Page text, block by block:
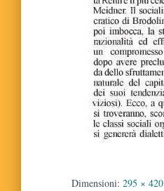
Dimensioni: 295 × 420